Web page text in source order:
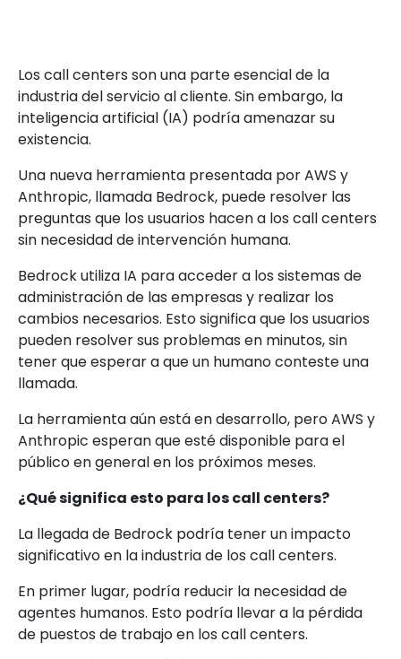
Los call centers son una parte esencial de la
industria del servicio al cliente. Sin embargo, la
inteligencia artificial (IA) podría amenazar su
existencia.
Una nueva herramienta presentada por AWS y
Anthropic, llamada Bedrock, puede resolver las
preguntas que los usuarios hacen a los call centers
sin necesidad de intervención humana.
Bedrock utiliza IA para acceder a los sistemas de
administración de las empresas y realizar los
cambios necesarios. Esto significa que los usuarios
pueden resolver sus problemas en minutos, sin
tener que esperar a que un humano conteste una
llamada.
La herramienta aún está en desarrollo, pero AWS y
Anthropic esperan que esté disponible para el
público en general en los próximos meses.
¿Qué significa esto para los call centers?
La llegada de Bedrock podría tener un impacto
significativo en la industria de los call centers.
En primer lugar, podría reducir la necesidad de
agentes humanos. Esto podría llevar a la pérdida
de puestos de trabajo en los call centers.